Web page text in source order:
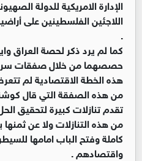
الإدارة الامريكية للدولة
اللاجئين الفلسطينين على
.
كما لم يرد ذكر لحصة العراق
حصصهما من خلال صفقات
هذه الخطة الاقتصادية لم
من هذه الصفقة التي قال
تقدم تنازلات كبيرة لتحقيق
من هذه التنازلات ولا عن
كاملة وفتح الباب امامها
واقتصادهم .